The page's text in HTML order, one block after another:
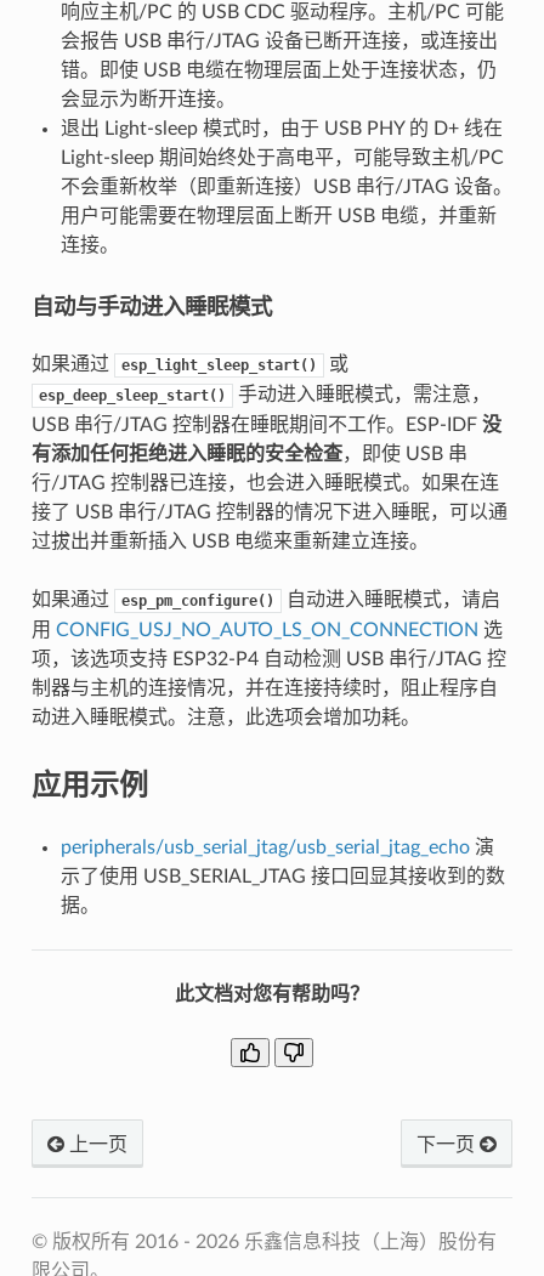
响应主机/PC 的 USB CDC 驱动程序。主机/PC 可能
会报告 USB 串行/JTAG 设备已断开连接，或连接出
错。即使 USB 电缆在物理层面上处于连接状态，仍
会显示为断开连接。
退出 Light-sleep 模式时，由于 USB PHY 的 D+ 线在
Light-sleep 期间始终处于高电平，可能导致主机/PC
不会重新枚举（即重新连接）USB 串行/JTAG 设备。
用户可能需要在物理层面上断开 USB 电缆，并重新
连接。
自动与手动进入睡眠模式
如果通过 esp_light_sleep_start() 或
esp_deep_sleep_start()
手动进入睡眠模式，需注意，
USB 串行/JTAG 控制器在睡眠期间不工作。ESP-IDF 没
有添加任何拒绝进入睡眠的安全检查，即使 USB 串
行/JTAG 控制器已连接，也会进入睡眠模式。如果在连
接了 USB 串行/JTAG 控制器的情况下进入睡眠，可以通
过拔出并重新插入 USB 电缆来重新建立连接。
如果通过 esp_pm_configure()
自动进入睡眠模式，请启
用 CONFIG_USJ_NO_AUTO_LS_ON_CONNECTION 选
项，该选项支持 ESP32-P4 自动检测 USB 串行/JTAG 控
制器与主机的连接情况，并在连接持续时，阻止程序自
动进入睡眠模式。注意，此选项会增加功耗。
应用示例
peripherals/usb_serial_jtag/usb_serial_jtag_echo演
示了使用 USB_SERIAL_JTAG 接口回显其接收到的数
据。
此文档对您有帮助吗？
上一页 下一页
© 版权所有 2016 - 2026 乐鑫信息科技（上海）股份有
限公司。